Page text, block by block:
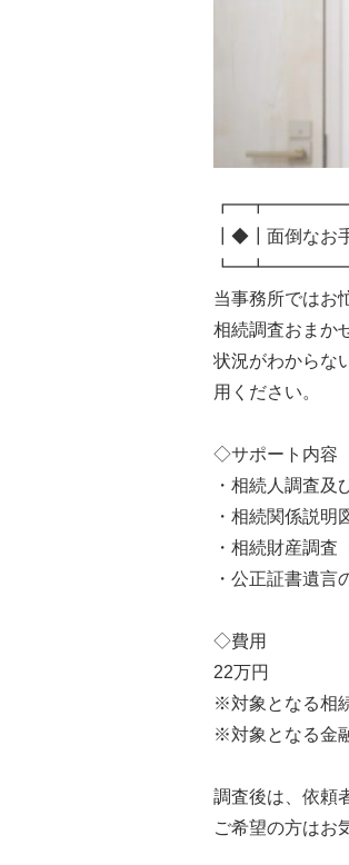
┃◆┃面倒なお
当事務所ではお
相続調査おまか
状況がわからな
用ください。
◇サポート内容
・相続人調査及
・相続関係説明
・相続財産調査
・公正証書遺言
◇費用
22万円
※対象となる相
※対象となる金
調査後は、依頼
ご希望の方はお